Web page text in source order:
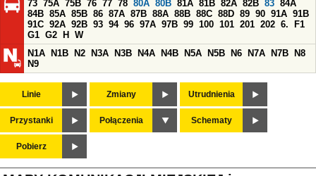
73 75A 75B 76 77 78 80A 80B 81A 81B 82A 82B 83 84A
84B 85A 85B 86 87A 87B 88A 88B 88C 88D 89 90 91A 91B
91C 92A 92B 93 94 96 97A 97B 99 100 101 201 202 6.
F1
G1 G2 H
W
N1A
N1B N2 N3A N3B N4A N4B N5A N5B N6 N7A N7B
N8
N9
Linie Zmiany Utrudnienia
Przystanki Połączenia Schematy
Pobierz